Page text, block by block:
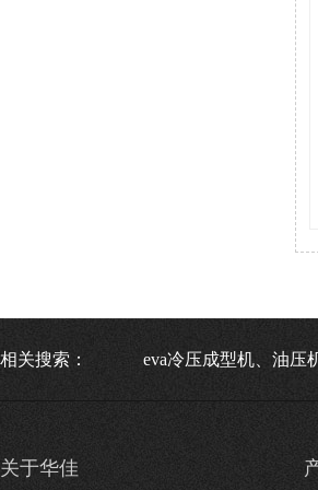
相关搜索： eva冷压成型机、油压
关于华佳